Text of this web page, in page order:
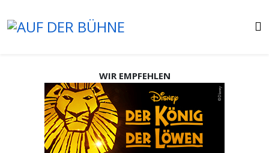
WIR EMPFEHLEN